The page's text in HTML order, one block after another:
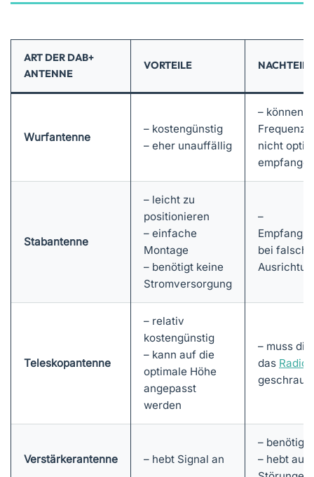
ART DER DAB+
ANTENNE
VORTEILE NACHTEILE
Wurfantenne
– kostengünstig
– eher unauffällig
– können
nicht
Stabantenne
– leicht zu
positionieren
– einfache
Montage
– benötigt keine
Stromversorgung
–
bei
Teleskopantenne
– relativ
kostengünstig
– kann auf die
optimale Höhe
angepasst
werden
– muss
das Radio
Verstärkerantenne – hebt Signal an
– benötigt
– hebt